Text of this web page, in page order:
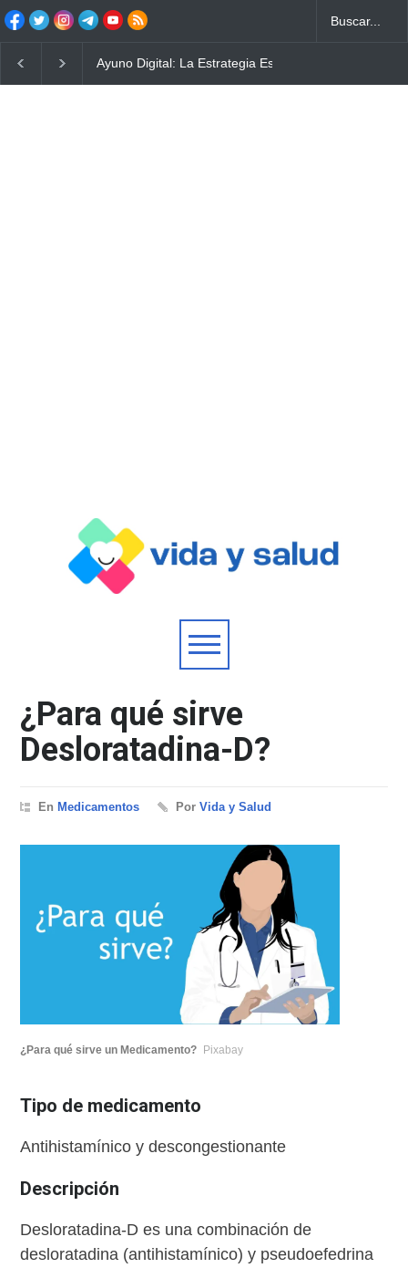
Ayuno Digital: La Estrategia Esencial para Mejorar tu
¿Para qué sirve
Desloratadina-D?
En Medicamentos PorVida y Salud
¿Para qué sirve un Medicamento? Pixabay
Tipo de medicamento
Antihistamínico y descongestionante
Descripción
Desloratadina-D es una combinación de
desloratadina (antihistamínico) y pseudoefedrina